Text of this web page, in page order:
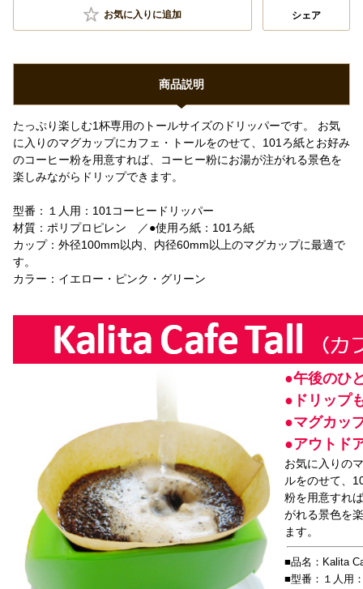
お気に入りに追加 シェア
商品説明
たっぷり楽しむ1杯専用のトールサイズのドリッパーです。 お気
に入りのマグカップにカフェ・トールをのせて、101ろ紙とお好み
のコーヒー粉を用意すれば、コーヒー粉にお湯が注がれる景色を
楽しみながらドリップできます。
型番：１人用：101コーヒードリッパー
材質：ポリプロピレン ／●使用ろ紙：101ろ紙
カップ：外径100mm以内、内径60mm以上のマグカップに最適で
す。
カラー：イエロー・ピンク・グリーン
●午後のひ
●ドリップ
●マグカッ
●アウトド
お気に入りの
ルをのせて、
粉を用意すれ
がれる景色を
ます。
■品名：Kalita
■型番：１人用